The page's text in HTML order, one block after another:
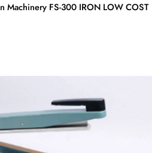
Machinery FS-300 IRON LOW COST